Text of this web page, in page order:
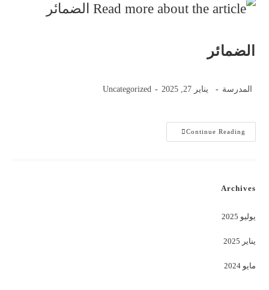
الضمائر
Post
المدرسة
Post
يناير 27, 2025
Post
Uncategorized
Continue Readingالضمائر
Archives
يوليو 2025
يناير 2025
مايو 2024